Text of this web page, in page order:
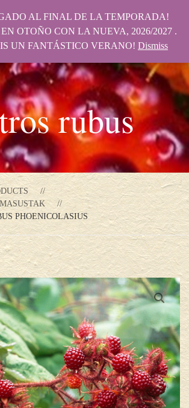
rubus
PHOENICOLASIUS
AL FINAL DE LA TEMPORADA!
OTOÑO CON LA NUEVA, 2026/2027 .
UN FANTÁSTICO VERANO! Dismiss